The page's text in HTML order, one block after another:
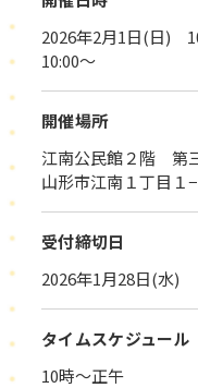
2026年2月1日(日)
10:00～
開催場所
江南公民館２階 第
山形市江南１丁目１
受付締切日
2026年1月28日(水)
タイムスケジュール
10時～正午